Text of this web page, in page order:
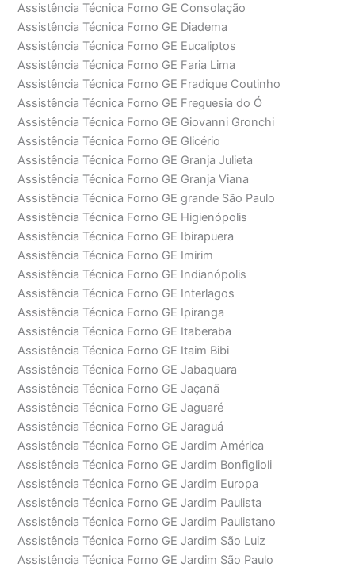
Assistência Técnica Forno GE Consolação
Assistência Técnica Forno GE Diadema
Assistência Técnica Forno GE Eucaliptos
Assistência Técnica Forno GE Faria Lima
Assistência Técnica Forno GE Fradique Coutinho
Assistência Técnica Forno GE Freguesia do Ó
Assistência Técnica Forno GE Giovanni Gronchi
Assistência Técnica Forno GE Glicério
Assistência Técnica Forno GE Granja Julieta
Assistência Técnica Forno GE Granja Viana
Assistência Técnica Forno GE grande São Paulo
Assistência Técnica Forno GE Higienópolis
Assistência Técnica Forno GE Ibirapuera
Assistência Técnica Forno GE Imirim
Assistência Técnica Forno GE Indianópolis
Assistência Técnica Forno GE Interlagos
Assistência Técnica Forno GE Ipiranga
Assistência Técnica Forno GE Itaberaba
Assistência Técnica Forno GE Itaim Bibi
Assistência Técnica Forno GE Jabaquara
Assistência Técnica Forno GE Jaçanã
Assistência Técnica Forno GE Jaguaré
Assistência Técnica Forno GE Jaraguá
Assistência Técnica Forno GE Jardim América
Assistência Técnica Forno GE Jardim Bonfiglioli
Assistência Técnica Forno GE Jardim Europa
Assistência Técnica Forno GE Jardim Paulista
Assistência Técnica Forno GE Jardim Paulistano
Assistência Técnica Forno GE Jardim São Luiz
Assistência Técnica Forno GE Jardim São Paulo